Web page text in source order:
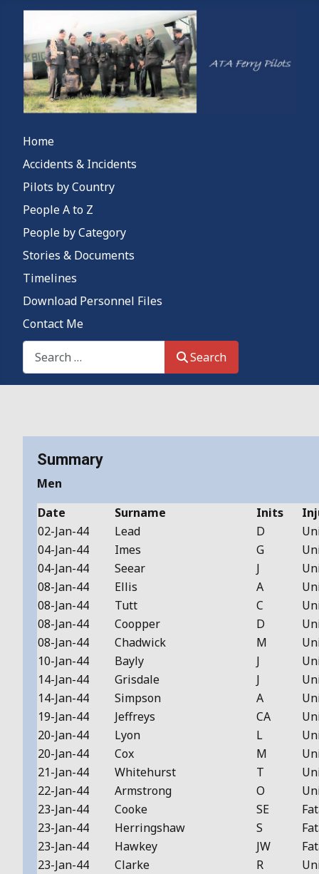
Home
Accidents & Incidents
Pilots by Country
People A to Z
People by Category
Stories & Documents
Timelines
Download Personnel Files
Contact Me
Search This Site
Search
Summary
Men
Date
Surname Inits
02-Jan-44
Lead D
04-Jan-44
Imes G
04-Jan-44
Seear J
08-Jan-44
Ellis A
08-Jan-44
Tutt C
08-Jan-44
Coopper D
08-Jan-44
Chadwick M
10-Jan-44
Bayly J
14-Jan-44
Grisdale J
14-Jan-44
Simpson A
19-Jan-44
Jeffreys CA
20-Jan-44
Lyon L
20-Jan-44
Cox M
21-Jan-44
Whitehurst T
22-Jan-44
Armstrong O
23-Jan-44
Cooke SE
23-Jan-44
Herringshaw S
23-Jan-44
Hawkey JW
23-Jan-44
Clarke R